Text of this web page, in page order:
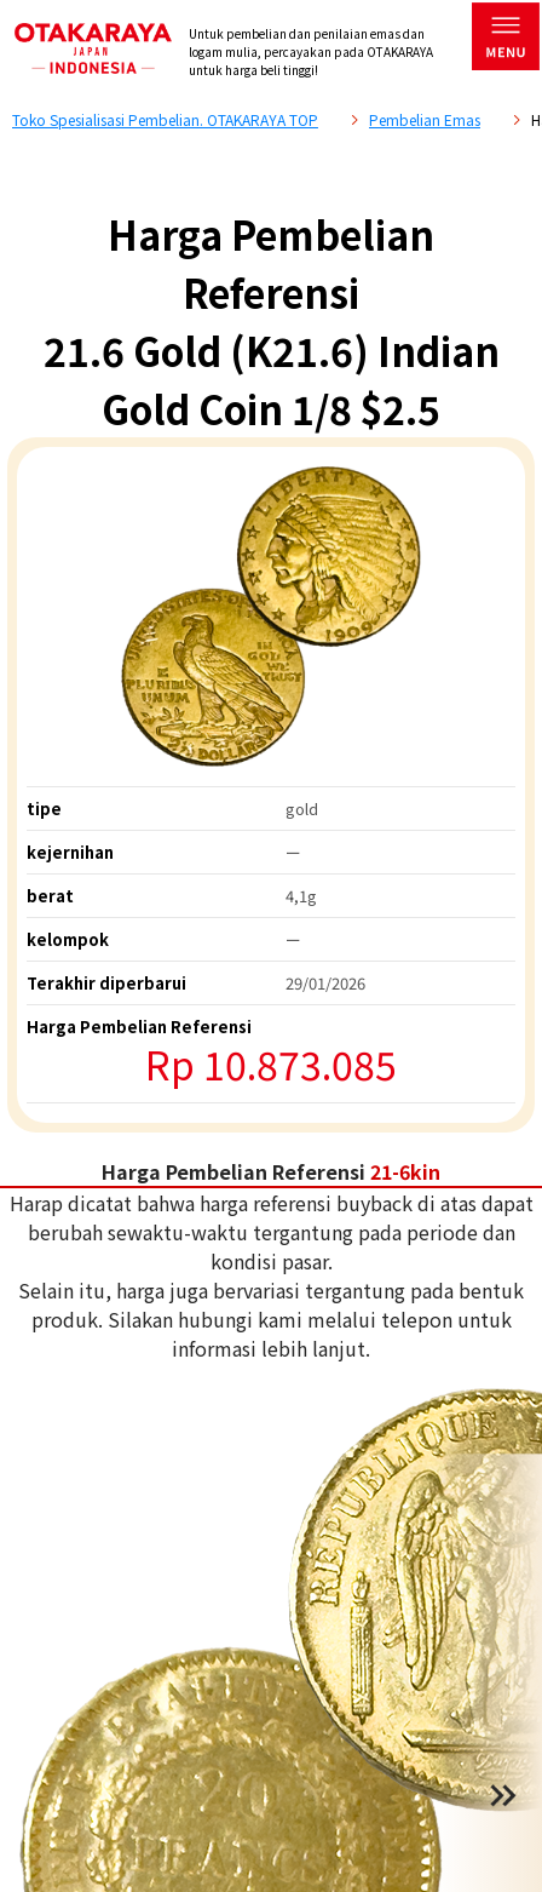
Untuk pembelian dan penilaian emas dan
logam mulia, percayakan pada OTAKARAYA
untuk harga beli tinggi!
Toko Spesialisasi Pembelian. OTAKARAYA TOP Pembelian Emas
Harga Pembelian
Referensi
21.6 Gold (K21.6) Indian
Gold Coin 1/8 $2.5
tipe
gold
kejernihan
ー
berat
4,1g
kelompok
ー
Terakhir diperbarui
29/01/2026
Harga Pembelian Referensi
Rp 10.873.085
Harga Pembelian Referensi 21-6kin
Harap dicatat bahwa harga referensi buyback di atas dapat
berubah sewaktu-waktu tergantung pada periode dan
kondisi pasar.
Selain itu, harga juga bervariasi tergantung pada bentuk
produk. Silakan hubungi kami melalui telepon untuk
informasi lebih lanjut.